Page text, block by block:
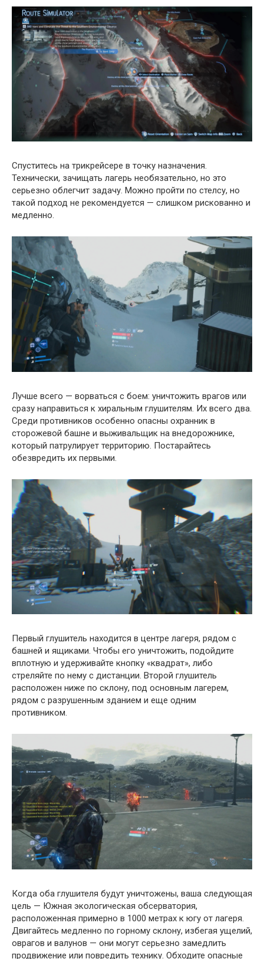
Спуститесь на трикрейсере в точку назначения.
Технически, зачищать лагерь необязательно, но это
серьезно облегчит задачу. Можно пройти по стелсу, но
такой подход не рекомендуется — слишком рискованно и
медленно.
Лучше всего — ворваться с боем: уничтожить врагов или
сразу направиться к хиральным глушителям. Их всего два.
Среди противников особенно опасны охранник в
сторожевой башне и выживальщик на внедорожнике,
который патрулирует территорию. Постарайтесь
обезвредить их первыми.
Первый глушитель находится в центре лагеря, рядом с
башней и ящиками. Чтобы его уничтожить, подойдите
вплотную и удерживайте кнопку «квадрат», либо
стреляйте по нему с дистанции. Второй глушитель
расположен ниже по склону, под основным лагерем,
рядом с разрушенным зданием и еще одним
противником.
Когда оба глушителя будут уничтожены, ваша следующая
цель — Южная экологическая обсерватория,
расположенная примерно в 1000 метрах к югу от лагеря.
Двигайтесь медленно по горному склону, избегая ущелий,
оврагов и валунов — они могут серьезно замедлить
продвижение или повредить технику. Обходите опасные